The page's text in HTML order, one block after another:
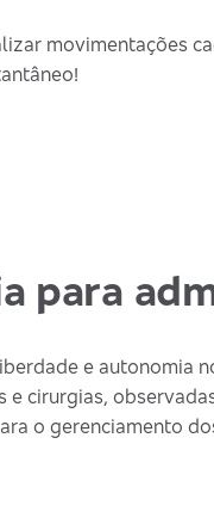
movimentações
para
e autonomia
e cirurgias,
o gerenciamento